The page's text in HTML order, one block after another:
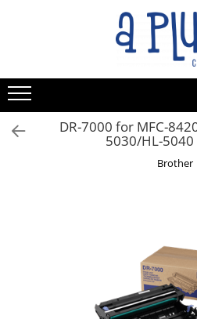
DR-7000 for MFC-
5030/HL-5040
Brother